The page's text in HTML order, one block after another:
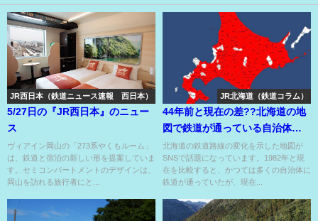
JR西日本（鉄道ニュース速報 西日本）
5/27日の『JR西日本』のニュー
ス
ヴィアイン岡山の「273系やくもルーム」
は、鉄道と宿泊の新しい形を提案していま
す。セミコンパートメントのデザインは、
岡山を訪れる旅行者にと...
JR北海道（鉄道コラム）
44年前と現在の差??北海道の地
図で鉄道が通っている自治体に
赤く塗ったら……
北海道の鉄道路線の変化を示した地図が
SNSで話題になっています。1982年と現
在を比較すると、かつては多くの自治体に
鉄道が通っていたが、現在...